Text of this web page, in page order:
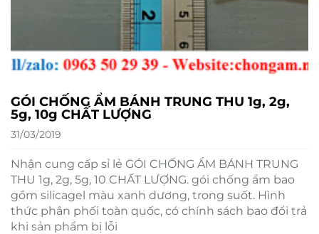
GÓI CHỐNG ẨM BÁNH TRUNG THU 1g, 2g,
5g, 10g CHẤT LƯỢNG
31/03/2019
Nhận cung cấp sỉ lẻ GÓI CHỐNG ẨM BÁNH TRUNG
THU 1g, 2g, 5g, 10 CHẤT LƯỢNG. gói chống ẩm bao
gồm silicagel màu xanh dương, trong suốt. Hình
thức phân phối toàn quốc, có chính sách bao đổi trả
khi sản phẩm bị lỗi